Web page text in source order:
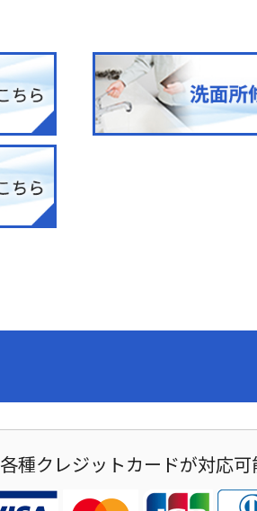
各種クレジットカードが対応可